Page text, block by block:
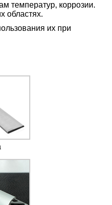
температур, коррозии.
областях.
их при